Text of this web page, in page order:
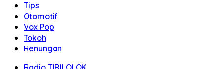
Tips
Otomotif
Vox Pop
Tokoh
Renungan
Radio TIRILOLOK